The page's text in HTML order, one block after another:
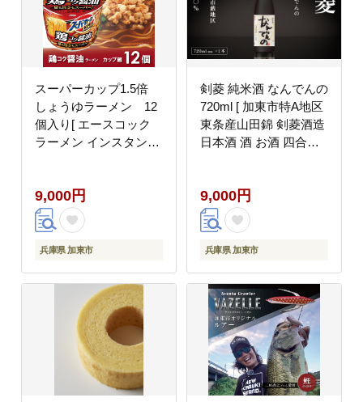
スーパーカップ1.5倍
しょうゆラーメン 12
個入り[ エースコック
ラーメン インスタント
備蓄 保存食 非常食 箱
ケース]
9,000円
兵庫県 加東市
剣菱 純米酒 なんでんの
720ml [ 加東市特A地区
東条産山田錦 剣菱酒造
日本酒 酒 お酒 四合瓶
援 思いやり型返礼品 ]
9,000円
兵庫県 加東市